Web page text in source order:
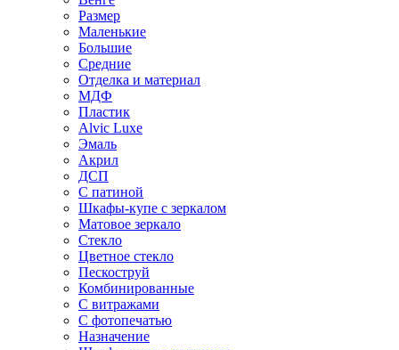
Размер
Маленькие
Большие
Средние
Отделка и материал
МДФ
Пластик
Alvic Luxe
Эмаль
Акрил
ДСП
С патиной
Шкафы-купе с зеркалом
Матовое зеркало
Стекло
Цветное стекло
Пескоструй
Комбинированные
С витражами
С фотопечатью
Назначение